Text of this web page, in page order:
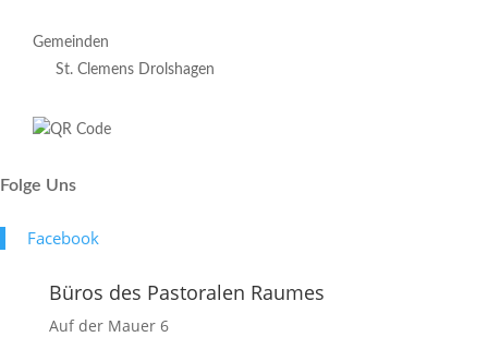
Gemeinden
St. Clemens Drolshagen
Folge Uns
Face­book
Büros des Pastoralen Raumes
Auf der Mauer 6